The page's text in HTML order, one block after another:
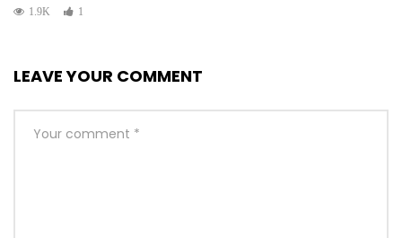
1.9K
1
LEAVE YOUR COMMENT